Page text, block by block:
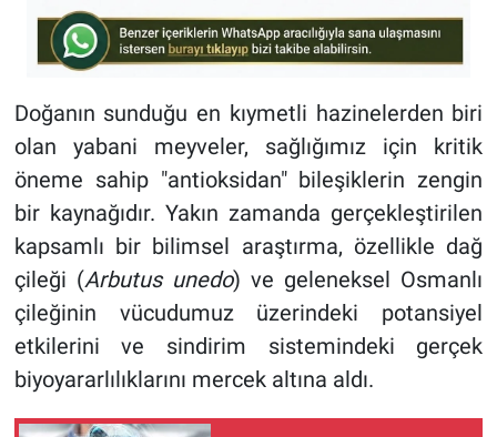
Doğanın sunduğu en kıymetli hazinelerden biri
olan yabani meyveler, sağlığımız için kritik
öneme sahip "antioksidan" bileşiklerin zengin
bir kaynağıdır. Yakın zamanda gerçekleştirilen
kapsamlı bir bilimsel araştırma, özellikle dağ
çileği (Arbutus unedo) ve geleneksel Osmanlı
çileğinin vücudumuz üzerindeki potansiyel
etkilerini ve sindirim sistemindeki gerçek
biyoyararlılıklarını mercek altına aldı.